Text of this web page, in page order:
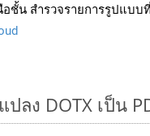
ชั้น สำรวจรายการรูปแบบ
ลง DOTX เป็น